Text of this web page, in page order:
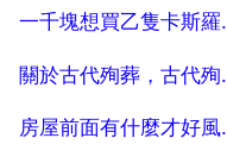
2025-07-29 一千塊想
2025-07-29 關於古
2025-07-29 房屋前面